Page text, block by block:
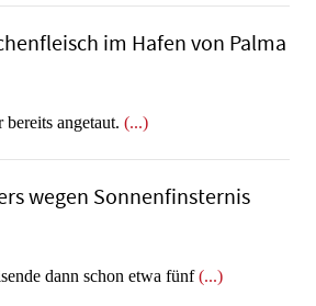
im Hafen von Palma
angetaut. (...)
wegen Sonnenfinsternis
dann schon etwa fünf(...)